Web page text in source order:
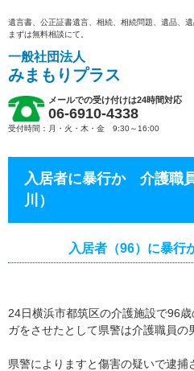
遺言書、公正証書遺言、相続、相続問題、遺品、
まずは無料相談にて。
一般社団法人
みまもりプラス
メールでの受け付けは24時間対応
06-6910-4338
受付時間：月・火・木・金 9:30～16:00
入居者に暴行か 介護職
川）
入居者（96）に暴行
24日横浜市都筑区の介護施設で96
ガをさせたとして県警は介護職員の
県警によりますと傷害の疑いで逮捕